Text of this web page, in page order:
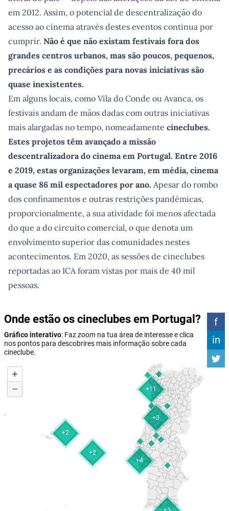
em 2012. Assim, o potencial de descentralização do
acesso ao cinema através destes eventos continua por
cumprir. Não é que não existam festivais fora dos
grandes centros urbanos, mas são poucos, pequenos,
precários e as condições para novas iniciativas são
quase inexistentes.
Em alguns locais, como Vila do Conde ou Avanca, os
festivais andam de mãos dadas com outras iniciativas
mais alargadas no tempo, nomeadamente cineclubes.
Estes projetos têm avançado a missão
descentralizadora do cinema em Portugal. Entre 2016
e 2019, estas organizações levaram, em média, cinema
a quase 86 mil espectadores por ano. Apesar do rombo
dos confinamentos e outras restrições pandémicas,
proporcionalmente, a sua atividade foi menos afectada
do que a do circuito comercial, o que denota um
envolvimento superior das comunidades nestes
acontecimentos. Em 2020, as sessões de cineclubes
reportadas ao ICA foram vistas por mais de 40 mil
pessoas.